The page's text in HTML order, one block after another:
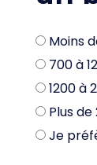
Moins
700 à
1200 à
Plus
Je